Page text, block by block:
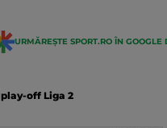
URMĂREȘTE SPORT.RO ÎN GOOGLE
play-off Liga 2